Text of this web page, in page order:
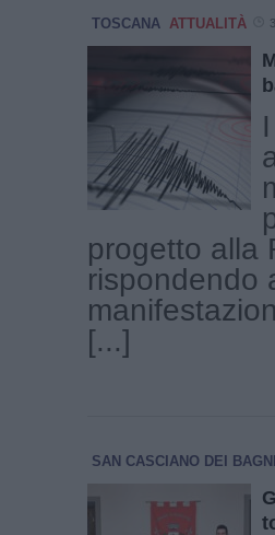
TOSCANA ATTUALITÀ
progetto alla
rispondendo
[...]
SAN CASCIANO DEI BAGNI